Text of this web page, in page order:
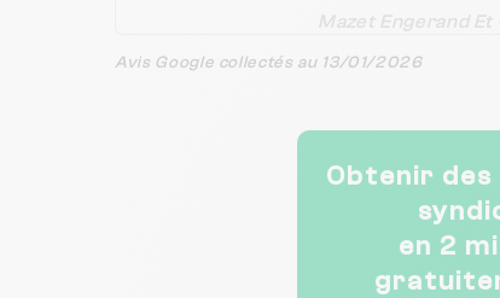
Mazet Engerand Et
Avis Google collectés au 13/01/2026
Obtenir des
en 2